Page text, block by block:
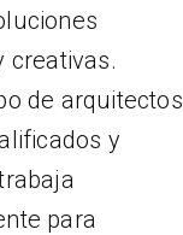
creativas.
de arquitectos
y
para